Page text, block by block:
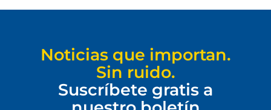
Noticias que importan.
Sin ruido.
Suscríbete gratis a